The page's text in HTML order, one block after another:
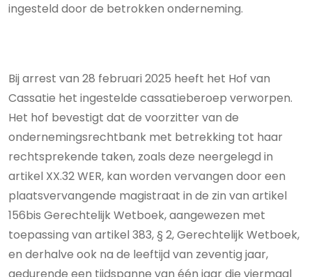
ingesteld door de betrokken onderneming.
Bij arrest van 28 februari 2025 heeft het Hof van
Cassatie het ingestelde cassatieberoep verworpen.
Het hof bevestigt dat de voorzitter van de
ondernemingsrechtbank met betrekking tot haar
rechtsprekende taken, zoals deze neergelegd in
artikel XX.32 WER, kan worden vervangen door een
plaatsvervangende magistraat in de zin van artikel
156bis Gerechtelijk Wetboek, aangewezen met
toepassing van artikel 383, § 2, Gerechtelijk Wetboek,
en derhalve ook na de leeftijd van zeventig jaar,